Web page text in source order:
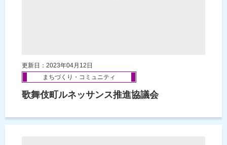
更新日：2023年04月12日
まちづくり・コミュニティ
歌舞伎町ルネッサンス推進協議会